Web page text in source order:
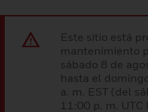
Este sitio está
mantenimiento
sábado 8 de
hasta el
a. m. EST (del
11:00 p. m.